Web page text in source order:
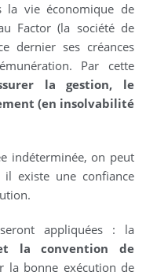
vie économique de
Factor (la société de
dernier ses créances
Par cette
la gestion, le
(en insolvabilité
indéterminée, on peut
existe une confiance
appliquées : la
la convention de
la bonne exécution de